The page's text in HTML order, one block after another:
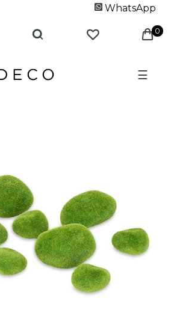
WhatsApp
0
☰